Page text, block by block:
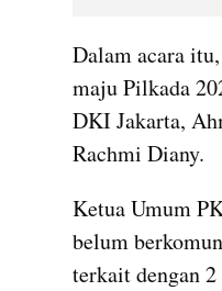
Dalam acara
maju Pilkada
DKI Jakarta,
Rachmi Diany.
Ketua Umum
belum
terkait dengan